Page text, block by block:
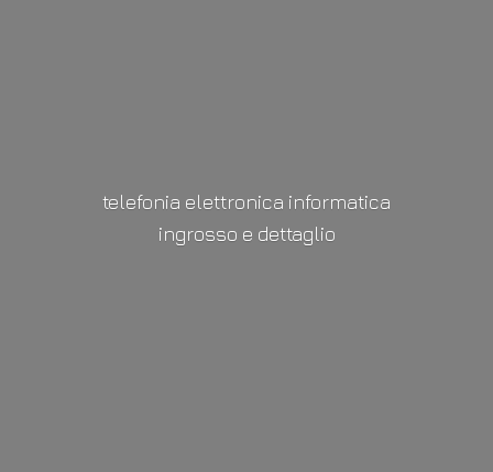
telefonia elettronica informatica
ingrosso e dettaglio